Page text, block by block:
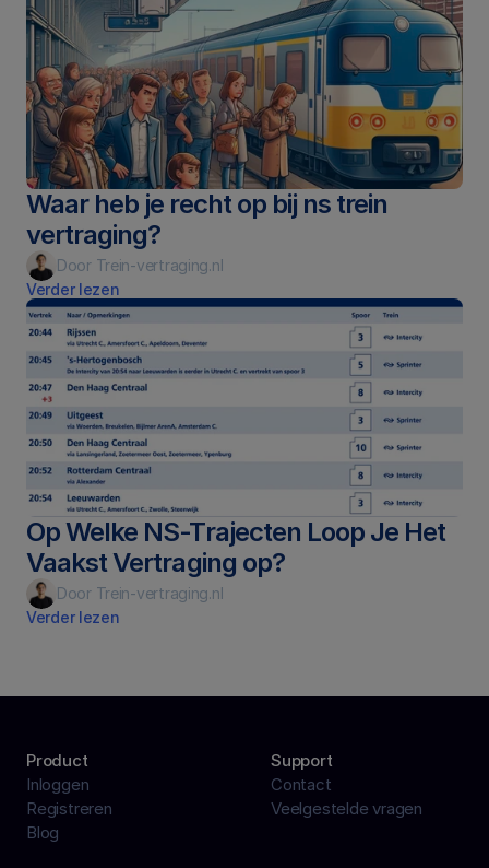
Waar heb je recht op bij ns trein
vertraging?
Door Trein-vertraging.nl
Verder lezen
Op Welke NS-Trajecten Loop Je Het
Vaakst Vertraging op?
Door Trein-vertraging.nl
Verder lezen
Product
Inloggen
Registreren
Blog
Support
Contact
Veelgestelde vragen